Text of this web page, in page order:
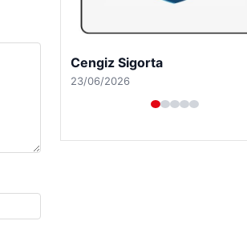
Hastaş Beton
26/05/2026